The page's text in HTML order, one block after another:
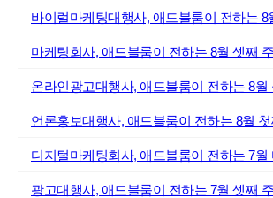
바이럴마케팅대행사, 애드블룸이 전하는 8
마케팅회사, 애드블룸이 전하는 8월 셋째
온라인광고대행사, 애드블룸이 전하는 8월
언론홍보대행사, 애드블룸이 전하는 8월 첫
디지털마케팅회사, 애드블룸이 전하는 7월
광고대행사, 애드블룸이 전하는 7월 셋째